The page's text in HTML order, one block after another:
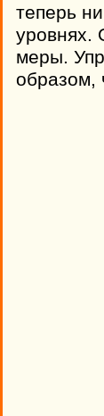
теперь
уровнях.
меры.
образом,